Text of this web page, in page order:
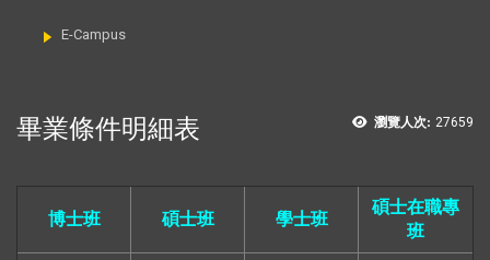
E-Campus
瀏覽人次: 27659
畢業條件明細表
博士班 碩士班 學士班
碩士在職專
班